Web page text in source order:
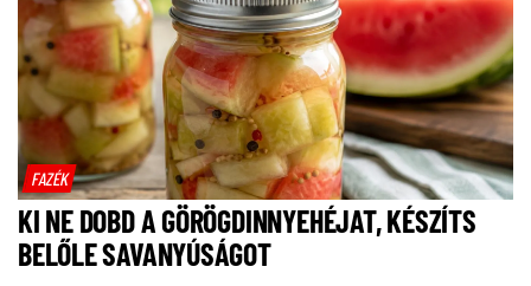
FAZÉK
KI NE DOBD A GÖRÖGDINNYEHÉJAT, KÉSZÍTS
BELŐLE SAVANYÚSÁGOT